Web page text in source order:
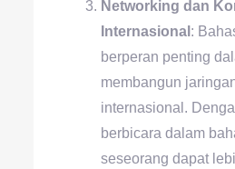
Networking dan
Internasional :
berperan penting
membangun
internasional.
berbicara dalam
seseorang dapat